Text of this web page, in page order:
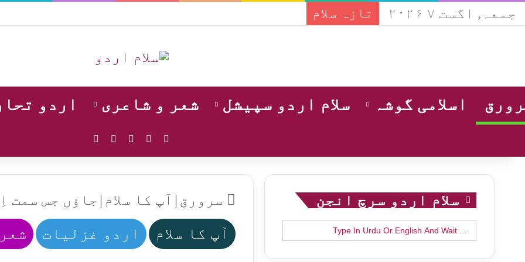
جمعہ, اگست ۷ ۲۰۲۶ تازہ سلام
اسلامی گوشہ سلام اردو سپیشل شعر و شاعری اردو
Facebook
YouTube
Instagram
سرورق | آپ کا سلام | جاؤں جس سمت
آپ کا سلام اردو غزلیات
سلام اردو سرچ انجن
Search
for: